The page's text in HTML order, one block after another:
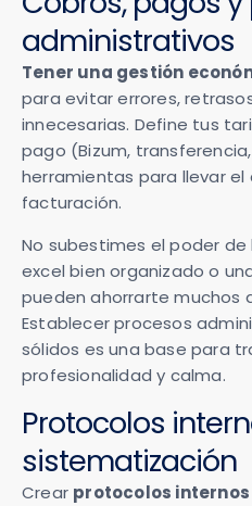
administrativos
Tener una gestión
para evitar errores,
innecesarias. Define tus
pago (Bizum,
herramientas para llevar
facturación.
No subestimes el poder
excel bien organizado o
pueden ahorrarte muchos
Establecer procesos
sólidos es una base para
profesionalidad y calma.
Protocolos
sistematización
Crear protocolos